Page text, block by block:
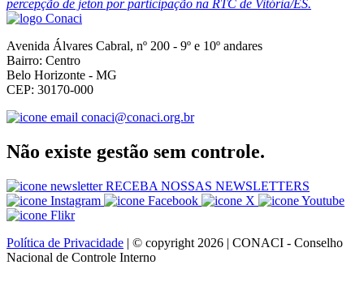
percepção de jeton por participação na RTC de Vitória/ES.
Avenida Álvares Cabral, nº 200 - 9º e 10º andares
Bairro: Centro
Belo Horizonte - MG
CEP: 30170-000
conaci@conaci.org.br
Não existe gestão sem controle.
RECEBA NOSSAS NEWSLETTERS
Política de Privacidade | © copyright 2026 | CONACI - Conselho
Nacional de Controle Interno